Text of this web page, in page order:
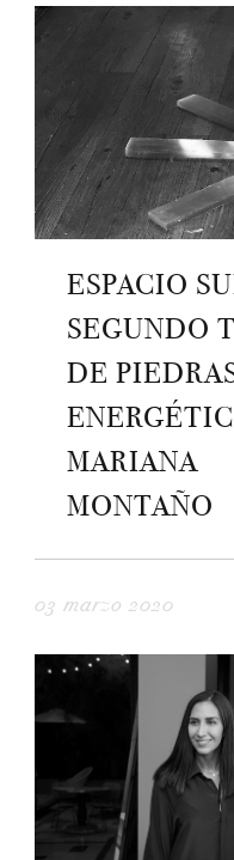
ESPACIO
SEGUNDO
DE
MARIANA
MONTAÑO
03 marzo 2020